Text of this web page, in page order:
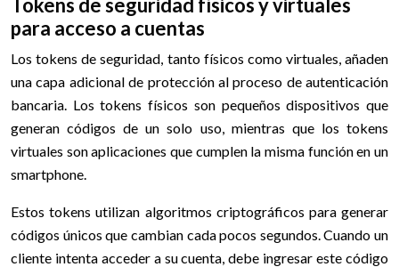
para acceso a cuentas
Los tokens de seguridad, tanto físicos como virtuales, añaden
una capa adicional de protección al proceso de autenticación
bancaria. Los tokens físicos son pequeños dispositivos que
generan códigos de un solo uso, mientras que los tokens
virtuales son aplicaciones que cumplen la misma función en un
smartphone.
Estos tokens utilizan algoritmos criptográficos para generar
códigos únicos que cambian cada pocos segundos. Cuando un
cliente intenta acceder a su cuenta, debe ingresar este código